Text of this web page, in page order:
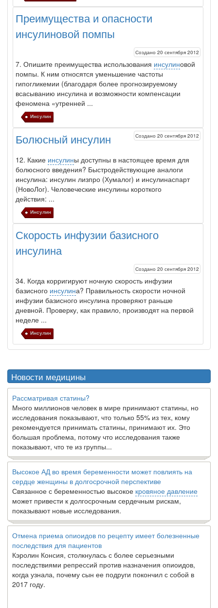
больничной палате
бесплатно, в течении всего срока лечения...
Преимущества и опасности
инсулиновой помпы
Создано 20 сентября 2012
7. Опишите преимущества использования инсулиновой
помпы. К ним относятся уменьшение частоты
гипогликемии (благодаря более прогнози­руемому
всасыванию инсулина и возможности компенсации
феномена «утренней ...
Инсулин
Болюсный инсулин Создано 20 сентября 2012
12. Какие инсулины доступны в настоящее время для
болюсного введения? Быстродействующие аналоги
инсулина: инсулин лизпро (Хумалог) и инсулинаспарт
(НовоЛог). Человеческие инсулины короткого
действия: ...
Инсулин
Скорость инфузии базисного
инсулина
Создано 20 сентября 2012
34. Когда корригируют ночную скорость инфузии
базисного инсулина? Правильность скорости ночной
инфузии базисного инсулина проверяют раньше
дневной. Проверку, как правило, производят на первой
неделе ...
Инсулин
Новости медицины
Рассматривая статины?
Много миллионов человек в мире принимают статины, но
исследования показывают, что только 55% из тех, кому
рекомендуется принимать статины, принимают их. Это
большая проблема, потому что исследования также
показывают, что те из группы...
Высокое АД во время беременности может повлиять на
сердце женщины в долгосрочной перспективе
Связанное с беременностью высокое кровяное давление
может привести к долгосрочным сердечным рискам,
показывают новые исследования.
Отмена приема опиоидов по рецепту имеет болезненные
последствия для пациентов
Кэролин Консия, столкнулась с более серьезными
последствиями репрессий против назначения опиоидов,
когда узнала, почему сын ее подруги покончил с собой в
2017 году.